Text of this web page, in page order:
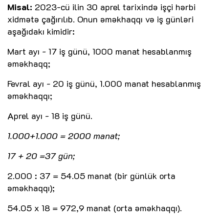
Misal: 2023-cü ilin 30 aprel tarixində işçi hərbi
xidmətə çağırılıb. Onun əməkhaqqı və iş günləri
aşağıdakı kimidir:
Mart ayı - 17 iş günü, 1000 manat hesablanmış
əməkhaqq;
Fevral ayı - 20 iş günü, 1.000 manat hesablanmış
əməkhaqqı;
Aprel ayı - 18 iş günü.
1.000+1.000 = 2000 manat;
17 + 20 =37 gün;
2.000 : 37 = 54.05 manat (bir günlük orta
əməkhaqqı);
54.05 x 18 = 972,9 manat (orta əməkhaqqı).